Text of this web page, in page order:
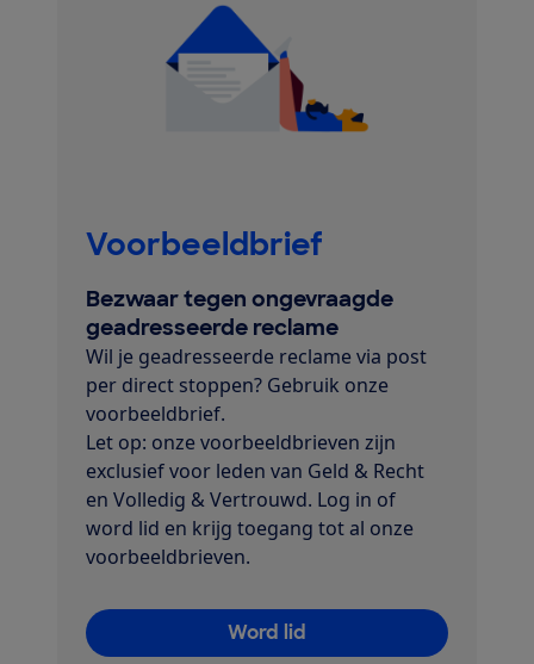
Voorbeeldbrief
Bezwaar tegen ongevraagde
geadresseerde reclame
Wil je geadresseerde reclame via post
per direct stoppen? Gebruik onze
voorbeeldbrief.
Let op: onze voorbeeldbrieven zijn
exclusief voor leden van Geld & Recht
en Volledig & Vertrouwd. Log in of
word lid en krijg toegang tot al onze
voorbeeldbrieven.
Word lid